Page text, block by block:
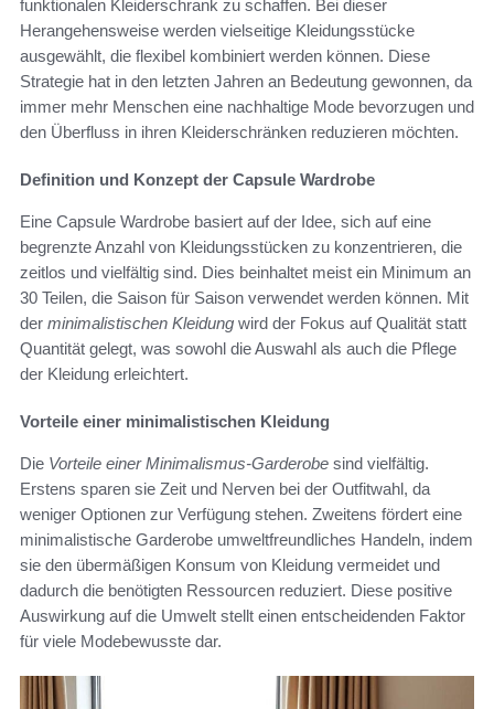
funktionalen Kleiderschrank zu schaffen. Bei dieser
Herangehensweise werden vielseitige Kleidungsstücke
ausgewählt, die flexibel kombiniert werden können. Diese
Strategie hat in den letzten Jahren an Bedeutung gewonnen, da
immer mehr Menschen eine nachhaltige Mode bevorzugen und
den Überfluss in ihren Kleiderschränken reduzieren möchten.
Definition und Konzept der Capsule Wardrobe
Eine Capsule Wardrobe basiert auf der Idee, sich auf eine
begrenzte Anzahl von Kleidungsstücken zu konzentrieren, die
zeitlos und vielfältig sind. Dies beinhaltet meist ein Minimum an
30 Teilen, die Saison für Saison verwendet werden können. Mit
der minimalistischen Kleidung wird der Fokus auf Qualität statt
Quantität gelegt, was sowohl die Auswahl als auch die Pflege
der Kleidung erleichtert.
Vorteile einer minimalistischen Kleidung
Die Vorteile einer Minimalismus-Garderobe sind vielfältig.
Erstens sparen sie Zeit und Nerven bei der Outfitwahl, da
weniger Optionen zur Verfügung stehen. Zweitens fördert eine
minimalistische Garderobe umweltfreundliches Handeln, indem
sie den übermäßigen Konsum von Kleidung vermeidet und
dadurch die benötigten Ressourcen reduziert. Diese positive
Auswirkung auf die Umwelt stellt einen entscheidenden Faktor
für viele Modebewusste dar.